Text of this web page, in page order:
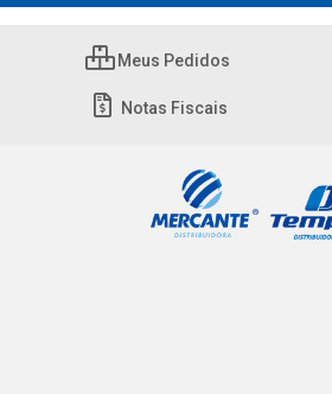
Meus Pedidos
Notas Fiscais